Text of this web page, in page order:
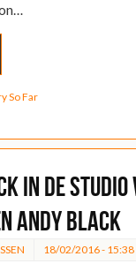
So Far
in de
Andy Black
18/02/2016 - 15:38